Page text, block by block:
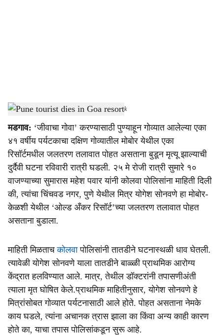
a
r
e
Pune tourist dies in Goa resort- Dainik Gomantak
मडगाव: ‘जीवाचा गोवा’ करण्यासाठी पुण्याहून गोव्यात आलेल्या एका
४१ वर्षीय पर्यटकाचा दक्षिण गोव्यातील मोबोर येथील एका
रिसॉर्टमधील जलतरण तलावात पोहत असताना बुडून मृत्यू झाल्याची
दुर्दैवी घटना रविवारी रात्री घडली. २५ मे रोजी रात्री सुमारे १०
वाजण्याच्या सुमारास महेश पवार यांनी कोलवा पोलिसांना माहिती दिली
की, त्यांचा चिंचवड नगर, पुणे येथील मित्र योगेश सोनवणे हा मोबोर-
केळशी येथील ‘ओल्ड अँकर रिसॉर्ट’च्या जलतरण तलावात पोहत
असताना बुडाला.
माहिती मिळताचकोलवापोलिसांनी तातडीने घटनास्थळी धाव घेतली.
त्यावेळी योगेश सोनवणे याला तातडीने बाळ्ळी प्राथमिक आरोग्य
केंद्रात हलविण्यात आले. मात्र, तेथील डॉक्टरांनी तपासणीअंती
त्याला मृत घोषित केले.प्राथमिक माहितीनुसार, योगेश सोनवणे हे
मित्रांसोबत गोव्यात पर्यटनासाठी आले होते. पोहत असताना नेमके
काय घडले, त्यांना अचानक त्रास झाला का किंवा अन्य काही कारण
होते का, याचा तपास पोलिसांकडून सुरू आहे.